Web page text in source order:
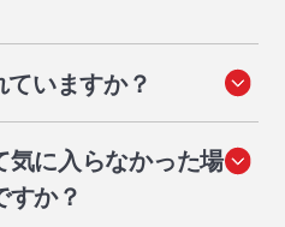
いますか？
れています。外部インスト
ムには追加料金がかかりま
気に入らなかった場
すか？